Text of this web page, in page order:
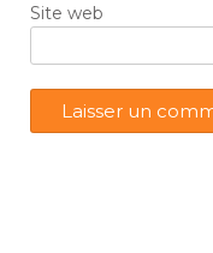
Site web